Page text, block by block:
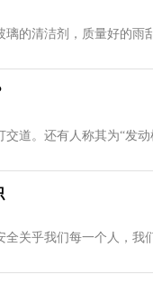
的清洁剂，质量好的雨
道。还有人称其为“发
全关乎我们每一个人，